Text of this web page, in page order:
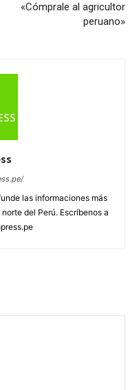
«Cómprale al agricultor
peruano»
las informaciones más
del Perú. Escríbenos a